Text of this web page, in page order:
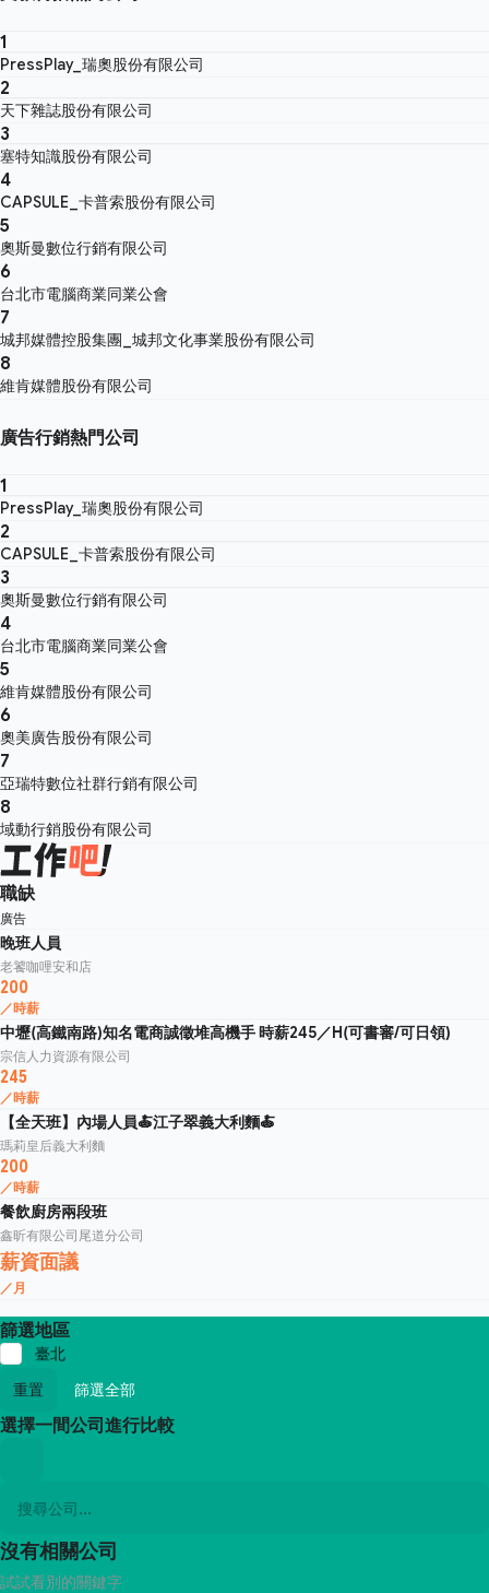
1
PressPlay_瑞奧股份有限公司
2
天下雜誌股份有限公司
3
塞特知識股份有限公司
4
CAPSULE_卡普索股份有限公司
5
奧斯曼數位行銷有限公司
6
台北市電腦商業同業公會
7
城邦媒體控股集團_城邦文化事業股份有限公司
8
維肯媒體股份有限公司
廣告行銷熱門公司
1
PressPlay_瑞奧股份有限公司
2
CAPSULE_卡普索股份有限公司
3
奧斯曼數位行銷有限公司
4
台北市電腦商業同業公會
5
維肯媒體股份有限公司
6
奧美廣告股份有限公司
7
亞瑞特數位社群行銷有限公司
8
域動行銷股份有限公司
職缺
廣告
晚班人員
老饕咖哩安和店
200
／時薪
中壢(高鐵南路)知名電商誠徵堆高機手 時薪245／H(可書審/可日領)
宗信人力資源有限公司
245
／時薪
【全天班】內場人員🍝江子翠義大利麵🍝
瑪莉皇后義大利麵
200
／時薪
餐飲廚房兩段班
鑫昕有限公司尾道分公司
薪資面議
／月
篩選地區
臺北
重置
篩選全部
選擇一間公司進行比較
沒有相關公司
試試看別的關鍵字